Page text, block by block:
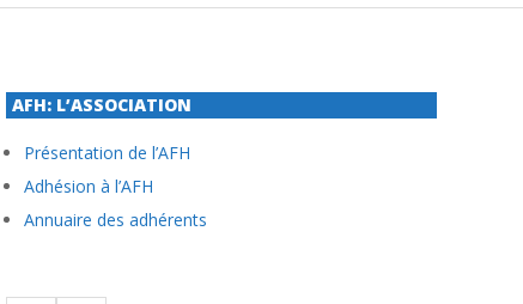
AFH: L’ASSOCIATION
Présentation de l’AFH
Adhésion à l’AFH
Annuaire des adhérents